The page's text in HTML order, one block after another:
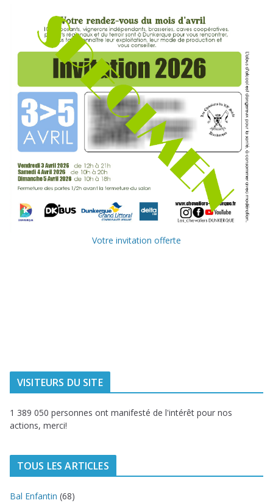
Votre invitation offerte
VISITEURS DU SITE
1 389 050 personnes ont manifesté de l'intérêt pour nos
actions, merci!
TOUS LES ARTICLES
Bal Enfantin (68)